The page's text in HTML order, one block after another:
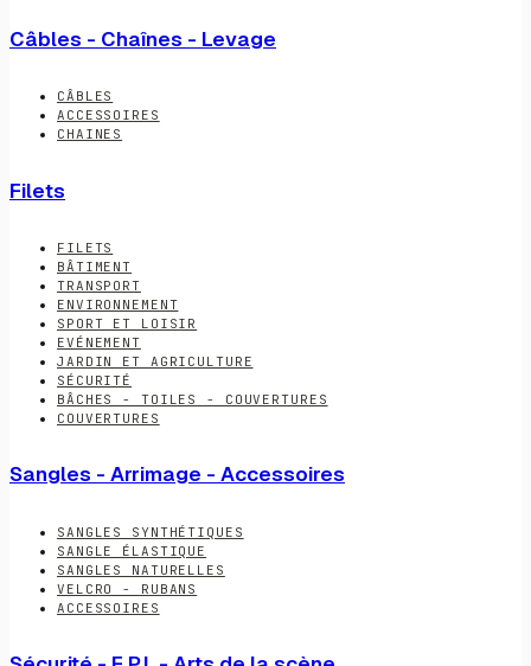
Câbles - Chaînes - Levage
CÂBLES
ACCESSOIRES
CHAINES
Filets
FILETS
BÂTIMENT
TRANSPORT
ENVIRONNEMENT
SPORT ET LOISIR
EVÉNEMENT
JARDIN ET AGRICULTURE
SÉCURITÉ
BÂCHES - TOILES - COUVERTURES
COUVERTURES
Sangles - Arrimage - Accessoires
SANGLES SYNTHÉTIQUES
SANGLE ÉLASTIQUE
SANGLES NATURELLES
VELCRO - RUBANS
ACCESSOIRES